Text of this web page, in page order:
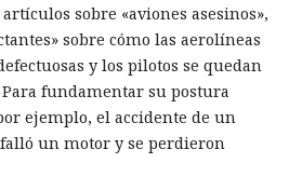
sobre «aviones asesinos»,
sobre cómo las aerolíneas
y los pilotos se quedan
fundamentar su postura
ejemplo, el accidente de un
un motor y se perdieron